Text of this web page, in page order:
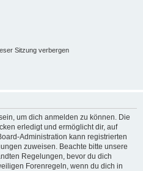
Sitzung verbergen
um dich anmelden zu können. Die
erledigt und ermöglicht dir, auf
Administration kann registrierten
zuweisen. Beachte bitte unsere
Regelungen, bevor du dich
Forenregeln, wenn du dich in